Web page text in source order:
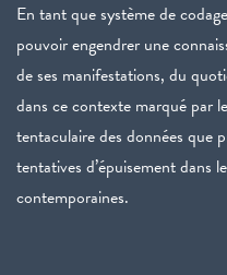
En tant que système de
pouvoir engendrer une
de ses manifestations, du
dans ce contexte marqué par
tentaculaire des données que
tentatives d’épuisement dans
contemporaines.